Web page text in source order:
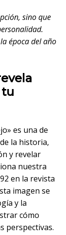
sino que
época del año
es una de
la historia,
y revelar
nuestra
en la revista
imagen se
y la
cómo
perspectivas.